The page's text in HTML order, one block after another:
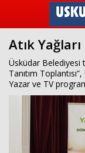
beylikdüzü
escort
beylikdüzü
escort
bayan
beylikdüzü
escort
beylikdüzü
beylikdüzü
Atık
Üsküdar Belediyesi
Tanıtım
Yazar ve TV